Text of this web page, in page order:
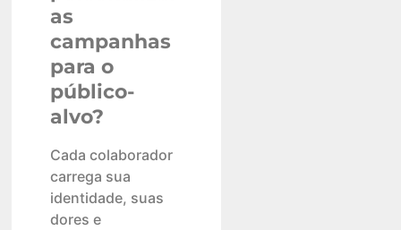
as
campanhas
para o
público-
alvo?
Cada colaborador
carrega sua
identidade, suas
dores e